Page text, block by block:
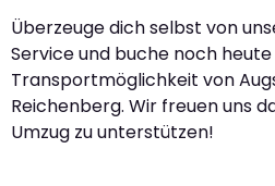
Überzeuge dich selbst von
Service und buche noch
Transportmöglichkeit von
Reichenberg. Wir freuen uns
Umzug zu unterstützen!